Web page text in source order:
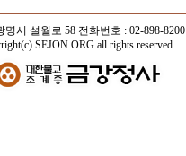
명시 설월로 58 전화번호 : 02-898-8200
SEJON.ORG all rights reserved.